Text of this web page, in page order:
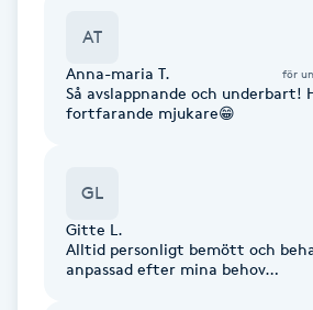
Diamantslipning
Enzympeeling
Extensions
Extensions borttagning
AT
Anna-maria T. för
Så avslappnande och underbart!
fortfarande mjukare😁
GL
Gitte L.
Alltid personligt bemött och
anpassad efter mina behov…